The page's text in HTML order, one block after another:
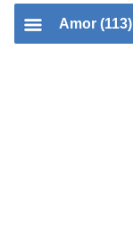
Amor (113)